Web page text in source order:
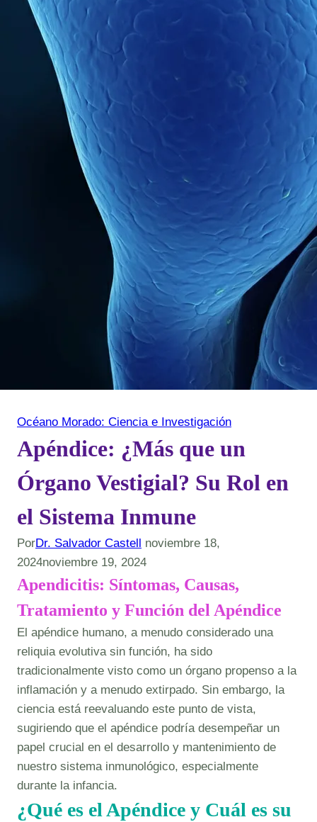
Océano Morado: Ciencia e Investigación
Apéndice: ¿Más que un
Órgano Vestigial? Su Rol en
el Sistema Inmune
PorDr. Salvador Castell noviembre 18,
2024noviembre 19, 2024
Apendicitis: Síntomas, Causas,
Tratamiento y Función del Apéndice
El apéndice humano, a menudo considerado una
reliquia evolutiva sin función, ha sido
tradicionalmente visto como un órgano propenso a la
inflamación y a menudo extirpado. Sin embargo, la
ciencia está reevaluando este punto de vista,
sugiriendo que el apéndice podría desempeñar un
papel crucial en el desarrollo y mantenimiento de
nuestro sistema inmunológico, especialmente
durante la infancia.
¿Qué es el Apéndice y Cuál es su